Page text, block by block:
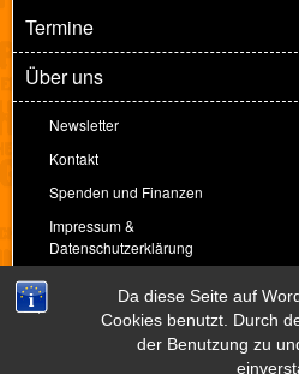
Da diese Seite auf
Cookies benutzt. Durch
der Benutzung zu
Termine
Über uns
Newsletter
Kontakt
Spenden und Finanzen
Impressum &
Datenschutzerklärung
Spenden
Theme by